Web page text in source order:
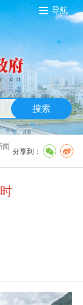
导航
搜索
闻
分享到：